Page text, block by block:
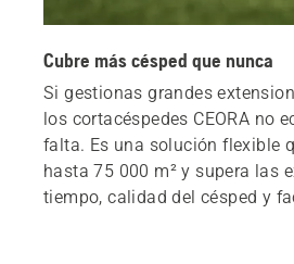
Cubre más césped que nunca
Si gestionas grandes
los cortacéspedes CEORA no
falta. Es una solución flexible
hasta 75 000 m² y supera las
tiempo, calidad del césped y